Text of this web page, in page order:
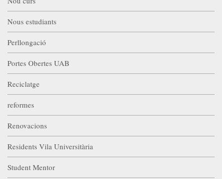
Nous estudiants
Perllongació
Portes Obertes UAB
Reciclatge
reformes
Renovacions
Residents Vila Universitària
Student Mentor